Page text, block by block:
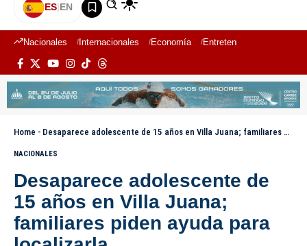
ES|EN
Nacionales Internacionales Economía Entretenimiento
Home - Desaparece adolescente de 15 años en Villa Juana; familiares piden ayuda para localizarla
NACIONALES
Desaparece adolescente de
15 años en Villa Juana;
familiares piden ayuda para